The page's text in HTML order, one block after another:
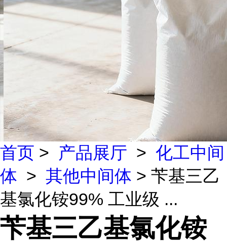
首页 > 产品展厅 > 化工中间
体 > 其他中间体 > 苄基三乙
基氯化铵99% 工业级 ...
苄基三乙基氯化铵